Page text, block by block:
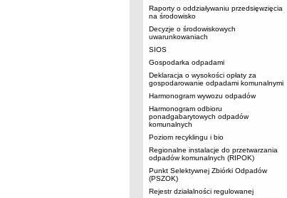
Raporty o oddziaływaniu przedsięwzięcia
na środowisko
Decyzje o środowiskowych
uwarunkowaniach
SIOS
Gospodarka odpadami
Deklaracja o wysokości opłaty za
gospodarowanie odpadami komunalnymi
Harmonogram wywozu odpadów
Harmonogram odbioru
ponadgabarytowych odpadów
komunalnych
Poziom recyklingu i bio
Regionalne instalacje do przetwarzania
odpadów komunalnych (RIPOK)
Punkt Selektywnej Zbiórki Odpadów
(PSZOK)
Rejestr działalności regulowanej